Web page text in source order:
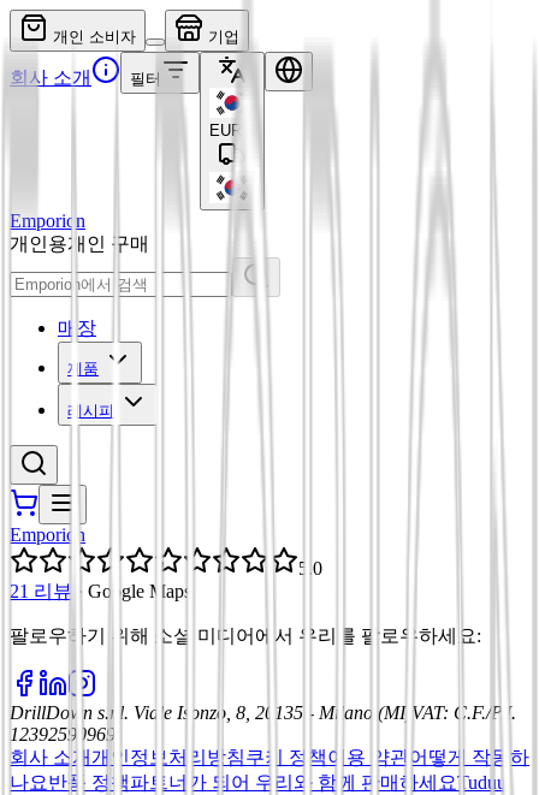
개인 소비자 기업
회사 소개 필터
EUR
Emporion
개인용개인 구매
매장
제품
레시피
Emporion
5.0
21 리뷰 · Google Maps
팔로우하기 위해 소셜 미디어에서 우리를 팔로우하세요:
DrillDown s.r.l. Viale Isonzo, 8, 20135 - Milano (MI) VAT: C.F./P.I.
12392590969
회사 소개개인정보처리방침쿠키 정책이용 약관 어떻게 작동하
나요반품 정책파트너가 되어 우리와 함께 판매하세요Tuduu